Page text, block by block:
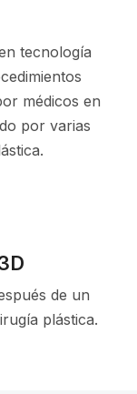
tecnología
médicos en
por varias
de un
plástica.